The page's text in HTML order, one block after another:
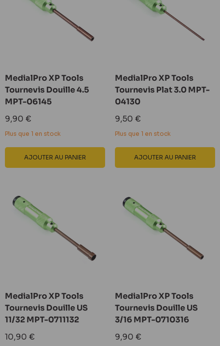
MedialPro XP Tools
Tournevis Douille 4.5
MPT-06145
Prix
réduit
9,90 €
Plus que 1 en stock
AJOUTER AU PANIER
MedialPro XP Tools
Tournevis Plat 3.0 MPT-
04130
Prix
réduit
9,50 €
Plus que 1 en stock
AJOUTER AU PANIER
MedialPro XP Tools
Tournevis Douille US
11/32 MPT-0711132
Prix
10,90 €
MedialPro XP Tools
Tournevis Douille US
3/16 MPT-0710316
Prix
9,90 €